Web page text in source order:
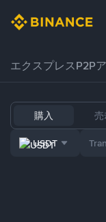
エクスプレスP2P
購入 売
USDT